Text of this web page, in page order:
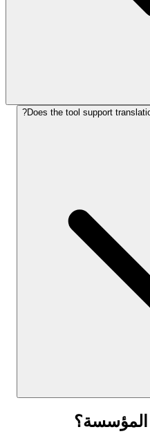
Does the tool support
المؤسسة؟